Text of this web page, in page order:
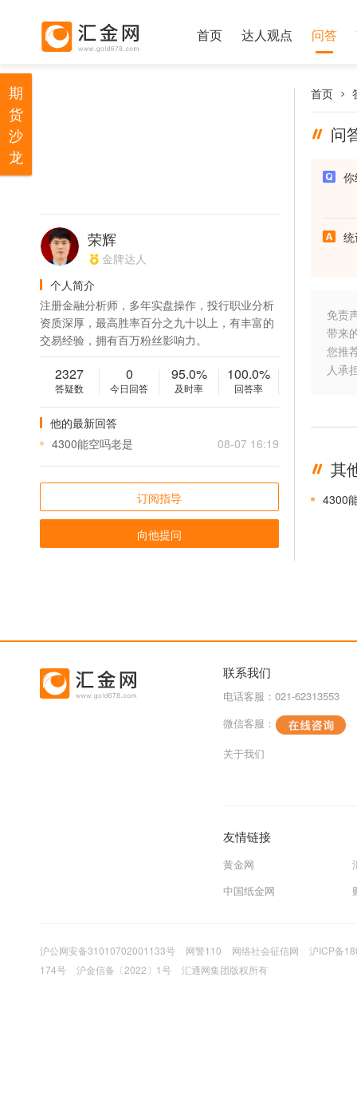
首页 达人观点 问答
荣辉
金牌达人
个人简介
注册金融分析师，多年实盘操作，投行职业分析
资质深厚，最高胜率百分之九十以上，有丰富的
交易经验，拥有百万粉丝影响力。
2327
答疑数
0
今日回答
95.0%
及时率
100.0%
回答率
他的最新回答
4300能空吗老是
08-07 16:19
订阅指导
向他提问
首页
问
免责
带来
您推
人承
其
4300
联系我们
电话客服：021-62313553
微信客服：
关于我们
友情链接
黄金网
中国纸金网
沪公网安备31010702001133号 网警110 网络社会征信网
沪ICP备
174号
沪金信备〔2022〕1号 汇通网集团版权所有
期
货
沙
龙